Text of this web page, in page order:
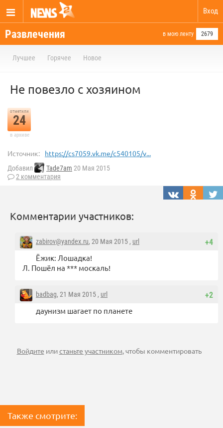
Вход
Развлечения в мою ленту 2679
Лучшее Горячее Новое
Не повезло с хозяином
отметили
24
в архиве
Источник: https://cs7059.vk.me/c540105/v...
Добавил Tade7am 20 Мая 2015
2 комментария
Комментарии участников:
+4
zabirov@yandex.ru, 20 Мая 2015 , url
Ёжик: Лошадка!
Л. Пошёл на *** москаль!
+2
badbag, 21 Мая 2015 , url
даунизм шагает по планете
Войдите илистаньте участником, чтобы комментировать
Также смотрите: